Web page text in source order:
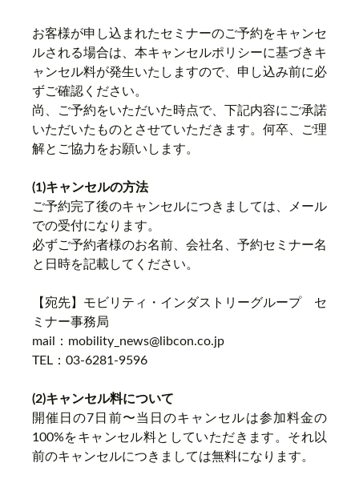
お客様が申し込まれたセミナーのご予約をキャンセ
ルされる場合は、本キャンセルポリシーに基づきキ
ャンセル料が発生いたしますので、申し込み前に必
ずご確認ください。
尚、ご予約をいただいた時点で、下記内容にご承諾
いただいたものとさせていただきます。何卒、ご理
解とご協力をお願いします。
(1)キャンセルの方法
ご予約完了後のキャンセルにつきましては、メール
での受付になります。
必ずご予約者様のお名前、会社名、予約セミナー名
と日時を記載してください。
【宛先】モビリティ・インダストリーグループ セ
ミナー事務局
mail：mobility_news@libcon.co.jp
TEL：03-6281-9596
(2)キャンセル料について
開催日の7日前〜当日のキャンセルは参加料金の
100%をキャンセル料としていただきます。それ以
前のキャンセルにつきましては無料になります。